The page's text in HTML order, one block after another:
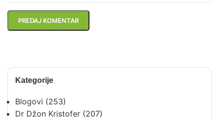
Kategorije
Blogovi (253)
Dr Džon Kristofer (207)